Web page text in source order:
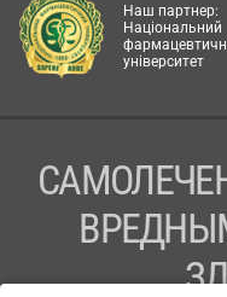
Наш партнер:
Національний
університет